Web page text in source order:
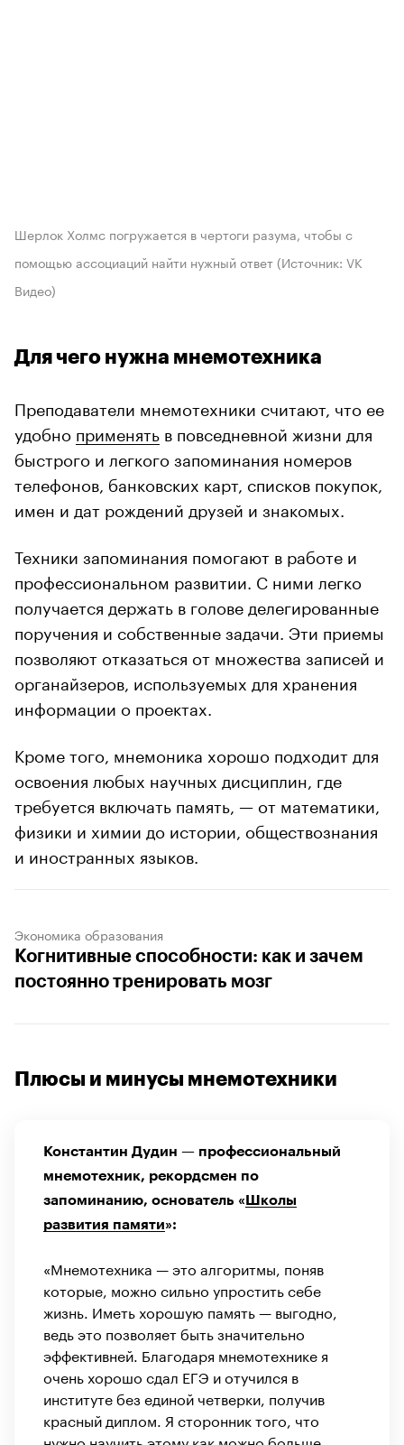
Шерлок Холмс погружается в чертоги разума, чтобы с
помощью ассоциаций найти нужный ответ (Источник: VK
Видео)
Для чего нужна мнемотехника
Преподаватели мнемотехники считают, что ее
удобно применять в повседневной жизни для
быстрого и легкого запоминания номеров
телефонов, банковских карт, списков покупок,
имен и дат рождений друзей и знакомых.
Техники запоминания помогают в работе и
профессиональном развитии. С ними легко
получается держать в голове делегированные
поручения и собственные задачи. Эти приемы
позволяют отказаться от множества записей и
органайзеров, используемых для хранения
информации о проектах.
Кроме того, мнемоника хорошо подходит для
освоения любых научных дисциплин, где
требуется включать память, — от математики,
физики и химии до истории, обществознания
и иностранных языков.
Экономика образования
Когнитивные способности: как и зачем
постоянно тренировать мозг
Плюсы и минусы мнемотехники
Константин Дудин — профессиональный
мнемотехник, рекордсмен по
запоминанию, основатель « Школы
развития памяти»:
«Мнемотехника — это алгоритмы, поняв
которые, можно сильно упростить себе
жизнь. Иметь хорошую память — выгодно,
ведь это позволяет быть значительно
эффективней. Благодаря мнемотехнике я
очень хорошо сдал ЕГЭ и отучился в
институте без единой четверки, получив
красный диплом. Я сторонник того, что